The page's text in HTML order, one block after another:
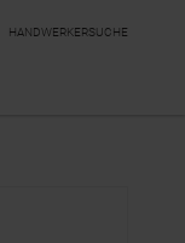
HANDWERKERSUCHE